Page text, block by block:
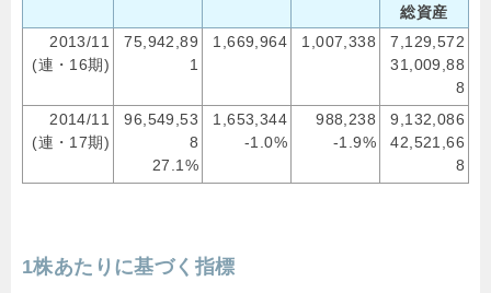
総資産
2013/11
(連・16期)
75,942,89
1
1,669,964 1,007,338
7,129,572
31,009,88
8
2014/11
(連・17期)
96,549,53
8
27.1%
1,653,344
-1.0%
988,238
-1.9%
9,132,086
42,521,66
8
1株あたりに基づく指標